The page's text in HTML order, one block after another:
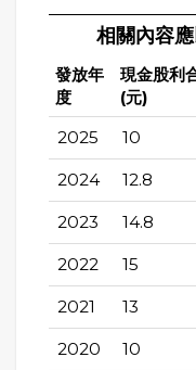
相關內容
發放年
度
現金股利
(元)
2025 10
2024 12.8
2023 14.8
2022 15
2021 13
2020 10